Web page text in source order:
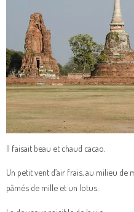
Il faisait beau et chaud cacao.
Un petit vent d’air frais, au milieu de
pâmés de mille et un lotus.